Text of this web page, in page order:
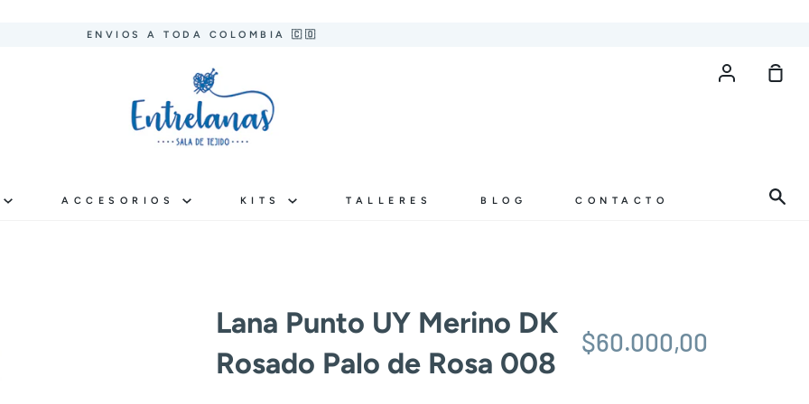
ENVIOS A TODA COLOMBIA 🇨🇴
Cuenta
ACCESORIOS KITS TALLERES BLOG CONTACTO
Lana Punto UY Merino DK
Rosado Palo de Rosa 008
$60.000,00